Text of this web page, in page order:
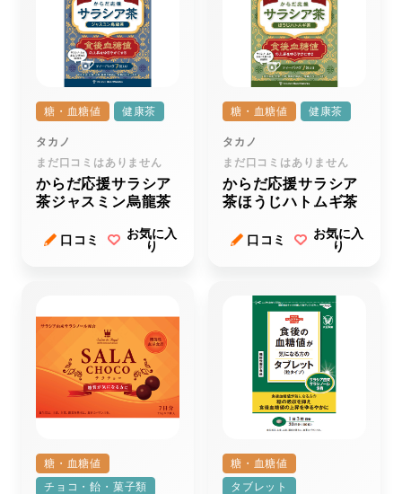
糖・血糖値 健康茶
タカノ
まだ口コミはありません
からだ応援サラシア
茶ジャスミン烏龍茶
口コミ
お気に入
り
糖・血糖値 健康茶
タカノ
まだ口コミはありません
からだ応援サラシア
茶ほうじハトムギ茶
口コミ
お気に入
り
糖・血糖値
チョコ・飴・菓子類
糖・血糖値
タブレット